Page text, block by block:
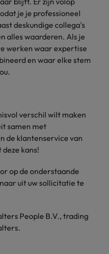
je je professioneel
deskundige collega's
alles waarderen. Als je
werken waar expertise
en waar elke stem
verschil wilt maken
samen met
de klantenservice van
kans!
op de onderstaande
uit uw sollicitatie te
People B.V., trading